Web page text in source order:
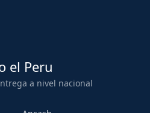
el Peru
a nivel nacional